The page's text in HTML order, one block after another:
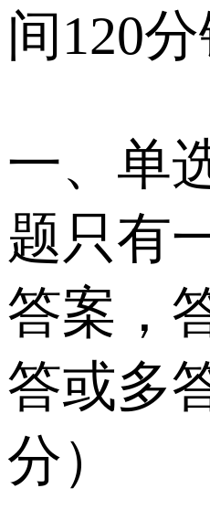
间120分
一、单
题只有
答案，
答或多
分）